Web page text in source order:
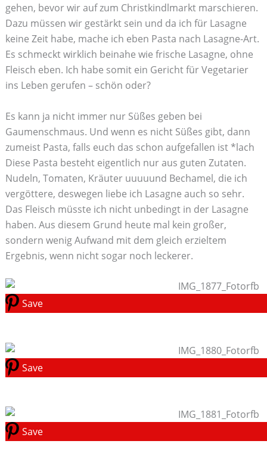
gehen, bevor wir auf zum Christkindlmarkt marschieren.
Dazu müssen wir gestärkt sein und da ich für Lasagne
keine Zeit habe, mache ich eben Pasta nach Lasagne-Art.
Es schmeckt wirklich beinahe wie frische Lasagne, ohne
Fleisch eben. Ich habe somit ein Gericht für Vegetarier
ins Leben gerufen – schön oder?
Es kann ja nicht immer nur Süßes geben bei
Gaumenschmaus. Und wenn es nicht Süßes gibt, dann
zumeist Pasta, falls euch das schon aufgefallen ist *lach
Diese Pasta besteht eigentlich nur aus guten Zutaten.
Nudeln, Tomaten, Kräuter uuuuund Bechamel, die ich
vergöttere, deswegen liebe ich Lasagne auch so sehr.
Das Fleisch müsste ich nicht unbedingt in der Lasagne
haben. Aus diesem Grund heute mal kein großer,
sondern wenig Aufwand mit dem gleich erzieltem
Ergebnis, wenn nicht sogar noch leckerer.
Save
Save
Save